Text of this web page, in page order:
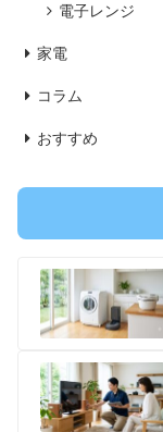
電子レンジ
家電
コラム
おすすめ